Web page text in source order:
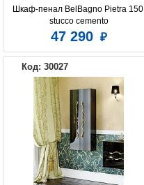
Шкаф-пенал BelBagno Pietra 150
stucco cemento
47 290
Код: 30027